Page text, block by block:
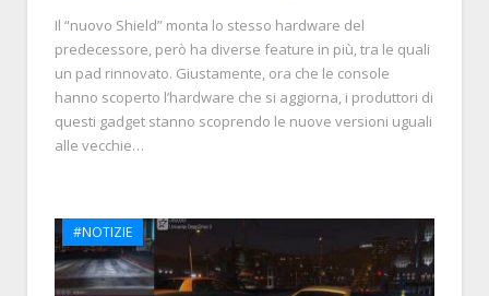
Il “nuovo Shield” monta lo stesso hardware del
predecessore, però ha diverse feature in più, tra le quali
un pad rinnovato. Giustamente, ora che le console
hanno scoperto l’hardware che si aggiorna, i produttori di
questi gadget stanno scoprendo le nuove versioni uguali
alle vecchie…
#NOTIZIE